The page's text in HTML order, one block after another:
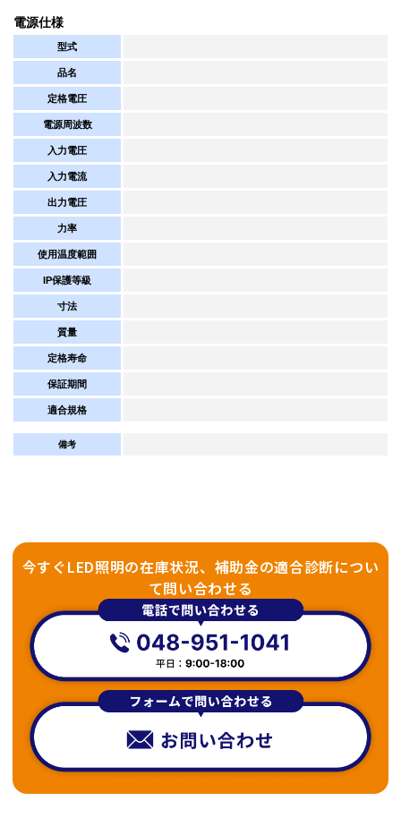
電源仕様
型式
品名
定格電圧
電源周波数
入力電圧
入力電流
出力電圧
力率
使用温度範囲
IP保護等級
寸法
質量
定格寿命
保証期間
適合規格
備考
今すぐLED照明の在庫状況、補助金の適合診断につい
て問い合わせる